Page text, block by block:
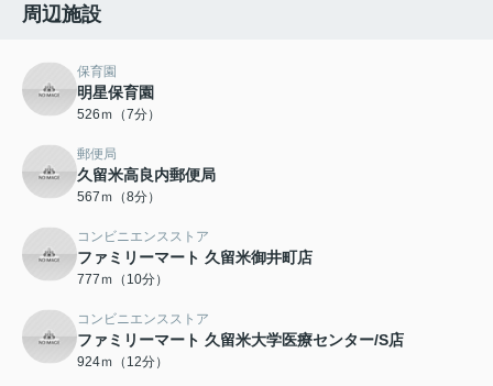
周辺施設
保育園
明星保育園
526ｍ（7分）
郵便局
久留米高良内郵便局
567ｍ（8分）
コンビニエンスストア
ファミリーマート 久留米御井町店
777ｍ（10分）
コンビニエンスストア
ファミリーマート 久留米大学医療センター/S店
924ｍ（12分）